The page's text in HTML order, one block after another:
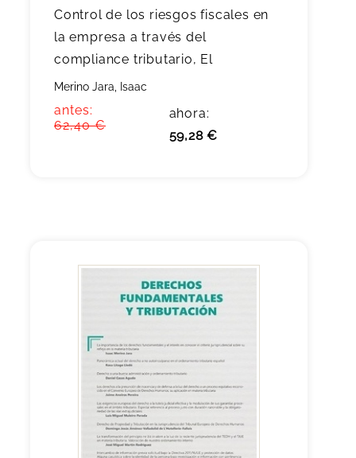
Control de los riesgos fiscales en
la empresa a través del
compliance tributario, El
Merino Jara, Isaac
antes:
62,40 €
ahora:
59,28 €